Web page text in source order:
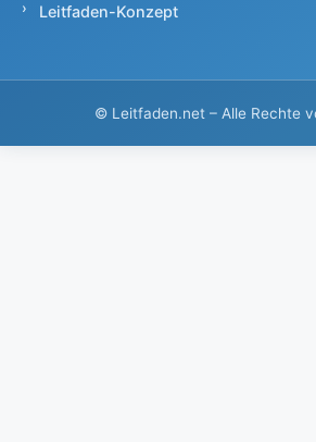
Leitfaden-Konzept
© Leitfaden.net – Alle Rechte